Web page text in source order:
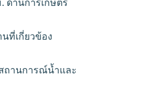
ด้านการเกษตร
ที่เกี่ยวข้อง
ถานการณ์น้ำและ